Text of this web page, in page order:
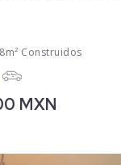
Construidos
MXN